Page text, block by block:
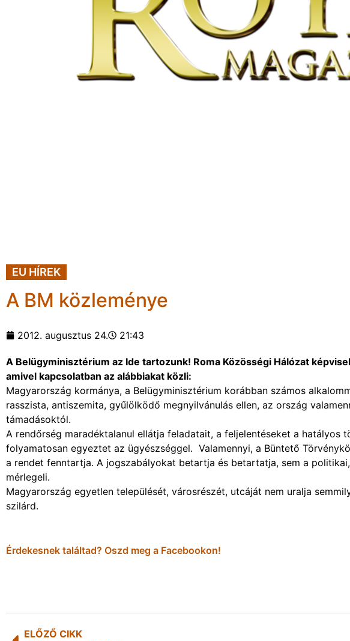
EU HÍREK
A BM közleménye
2012. augusztus 24. 21:43
A Belügyminisztérium az Ide tartozunk! Roma Közösségi Hálózat
amivel kapcsolatban az alábbiakat közli:
Magyarország kormánya, a Belügyminisztérium korábban számos
rasszista, antiszemita, gyűlölködő megnyilvánulás ellen, az ország
támadásoktól.
A rendőrség maradéktalanul ellátja feladatait, a feljelentéseket a hatályos
folyamatosan egyeztet az ügyészséggel. Valamennyi, a Büntető
a rendet fenntartja. A jogszabályokat betartja és betartatja, sem a
mérlegeli.
Magyarország egyetlen települését, városrészét, utcáját nem uralja
szilárd.
Érdekesnek találtad? Oszd meg a Facebookon!
ELŐZŐ CIKK